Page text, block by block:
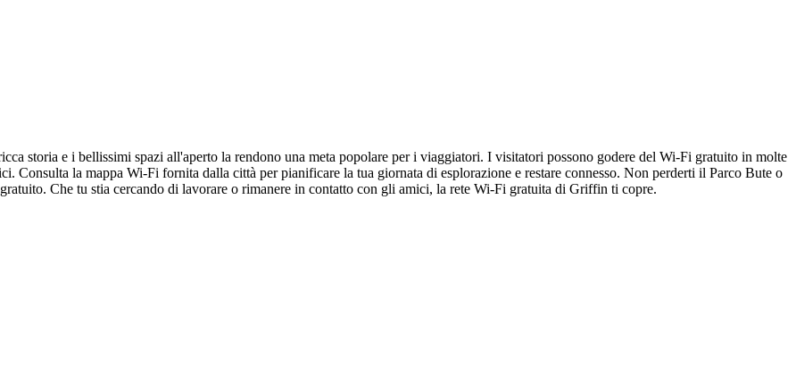
storia e i bellissimi spazi all'aperto la rendono una meta popolare per i viaggiatori. I visitatori possono godere del Wi-Fi gratuito in molte
Consulta la mappa Wi-Fi fornita dalla città per pianificare la tua giornata di esplorazione e restare connesso. Non perderti il Parco Bute o
Che tu stia cercando di lavorare o rimanere in contatto con gli amici, la rete Wi-Fi gratuita di Griffin ti copre.